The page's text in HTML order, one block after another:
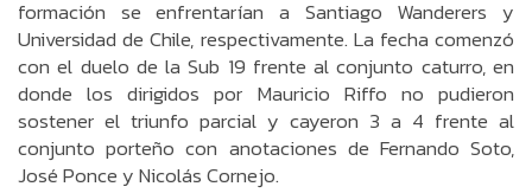
formación se enfrentarían a Santiago Wanderers y
Universidad de Chile, respectivamente. La fecha comenzó
con el duelo de la Sub 19 frente al conjunto caturro, en
donde los dirigidos por Mauricio Riffo no pudieron
sostener el triunfo parcial y cayeron 3 a 4 frente al
conjunto porteño con anotaciones de Fernando Soto,
José Ponce y Nicolás Cornejo.